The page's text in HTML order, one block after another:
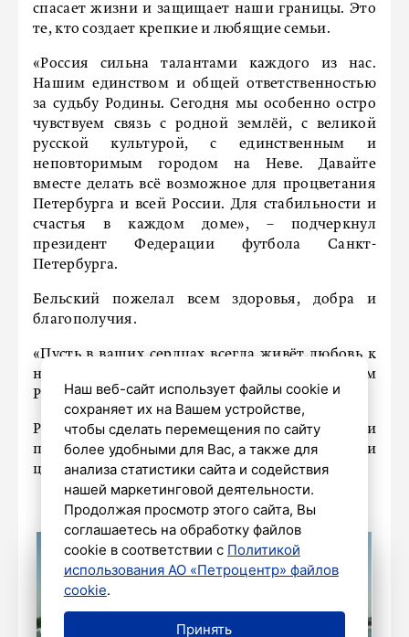
спасает жизни и защищает наши границы. Это
те, кто создает крепкие и любящие семьи.
«Россия сильна талантами каждого из нас.
Нашим единством и общей ответственностью
за судьбу Родины. Сегодня мы особенно остро
чувствуем связь с родной землёй, с великой
русской культурой, с единственным и
неповторимым городом на Неве. Давайте
вместе делать всё возможное для процветания
Петербурга и всей России. Для стабильности и
счастья в каждом доме», – подчеркнул
президент Федерации футбола Санкт-
Петербурга.
Бельский пожелал всем здоровья, добра и
благополучия.
«Пусть в ваших сердцах всегда живёт любовь к
нашему городу и стране. С праздником! С Днём
России!» – заключил он.
Ранее Путинсообщил, что сплоченность и
патриотизм всегда были основными
ценностями для россиян.
Наш веб-сайт использует файлы cookie и
сохраняет их на Вашем устройстве,
чтобы сделать перемещения по сайту
более удобными для Вас, а также для
анализа статистики сайта и содействия
нашей маркетинговой деятельности.
Продолжая просмотр этого сайта, Вы
соглашаетесь на обработку файлов
cookie в соответствии с Политикой
использования АО «Петроцентр» файлов
cookie.
Принять